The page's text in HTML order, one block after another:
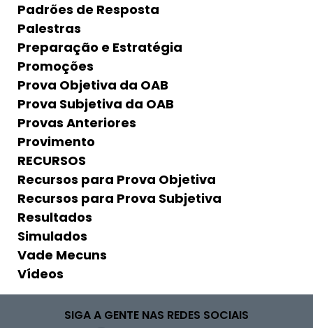
Padrões de Resposta
Palestras
Preparação e Estratégia
Promoções
Prova Objetiva da OAB
Prova Subjetiva da OAB
Provas Anteriores
Provimento
RECURSOS
Recursos para Prova Objetiva
Recursos para Prova Subjetiva
Resultados
Simulados
Vade Mecuns
Vídeos
SIGA A GENTE NAS REDES SOCIAIS